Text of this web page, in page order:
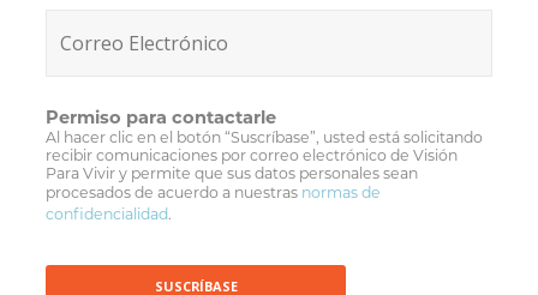
Permiso para contactarle
Al hacer clic en el botón “Suscríbase”, usted está solicitando
recibir comunicaciones por correo electrónico de Visión
Para Vivir y permite que sus datos personales sean
procesados de acuerdo a nuestras normas de
confidencialidad.